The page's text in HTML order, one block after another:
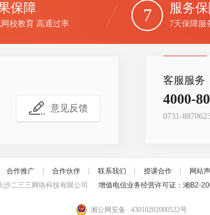
保障
校教育 高通过率 7 服务
7天保障服
意见反馈
客服服务
4000-
0731-
合作推广 ┊ 合作伙伴 ┊ 联系我们 ┊ 授课合作 ┊ 网站
沙二三三网络科技有限公司 增值电信业务经营许可证：湘
湘公网安备 43010202000522号